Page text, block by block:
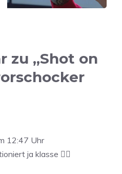
zu „Shot on
12:47 Uhr
ja klasse 👍🏻